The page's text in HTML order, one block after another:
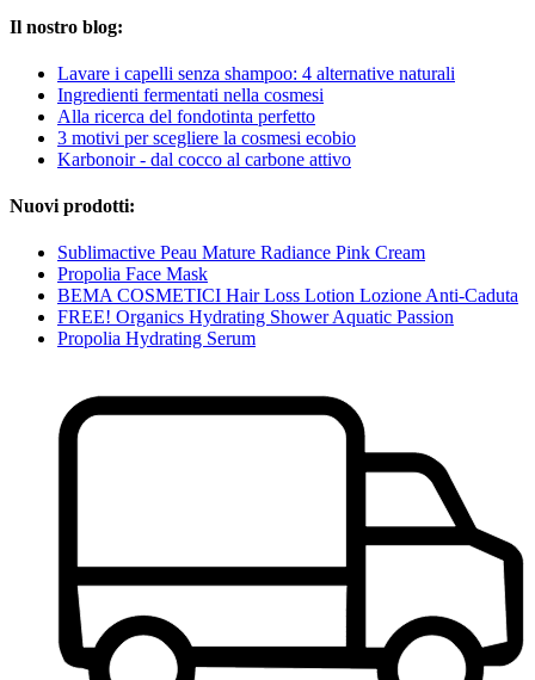
Il nostro blog:
Lavare i capelli senza shampoo: 4 alternative naturali
Ingredienti fermentati nella cosmesi
Alla ricerca del fondotinta perfetto
3 motivi per scegliere la cosmesi ecobio
Karbonoir - dal cocco al carbone attivo
Nuovi prodotti:
Sublimactive Peau Mature Radiance Pink Cream
Propolia Face Mask
BEMA COSMETICI Hair Loss Lotion Lozione Anti-Caduta
FREE! Organics Hydrating Shower Aquatic Passion
Propolia Hydrating Serum